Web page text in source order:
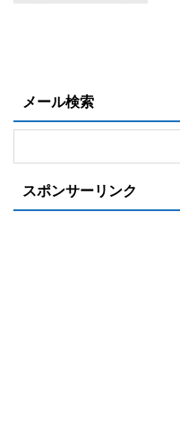
メール検索
スポンサーリンク